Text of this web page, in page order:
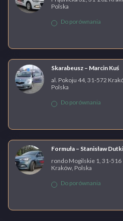
Polska
Do porównania
Skarabeusz – Marcin Kuś
al. Pokoju 44, 31-572
Polska
Do porównania
Formuła – Stanisław
rondo Mogilskie 1, 31-516
Kraków, Polska
Do porównania